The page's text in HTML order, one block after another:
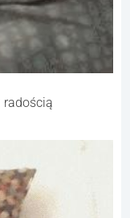
radością